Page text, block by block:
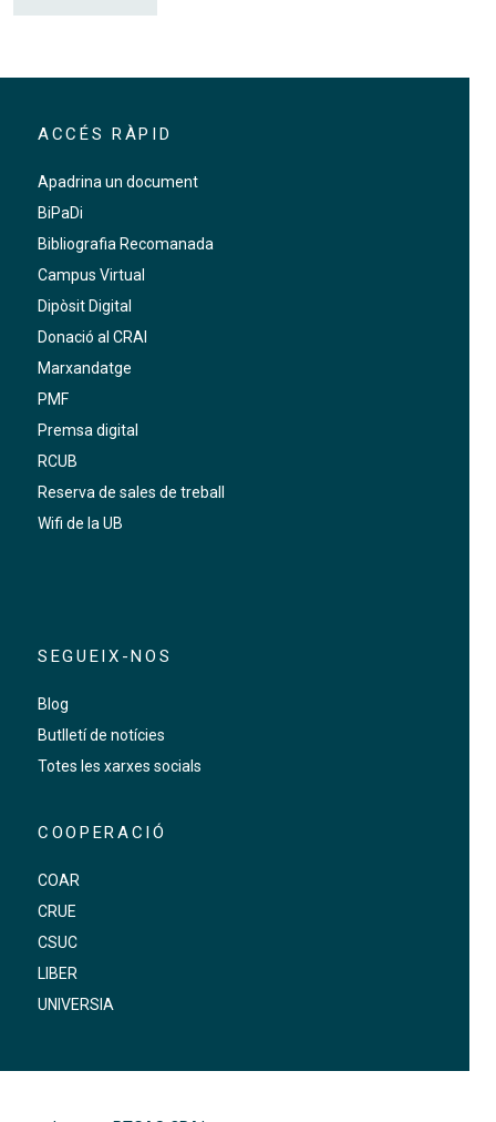
ACCÉS RÀPID
Apadrina un document
BiPaDi
Bibliografia Recomanada
Campus Virtual
Dipòsit Digital
Donació al CRAI
Marxandatge
PMF
Premsa digital
RCUB
Reserva de sales de treball
Wifi de la UB
SEGUEIX-NOS
Blog
Butlletí de notícies
Totes les xarxes socials
COOPERACIÓ
COAR
CRUE
CSUC
LIBER
UNIVERSIA